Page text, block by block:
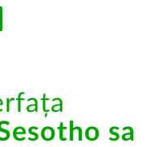
sa